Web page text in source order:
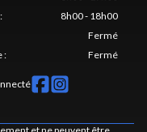
:
8h00 - 18h00
Fermé
: Fermé